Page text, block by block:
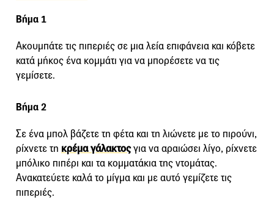
Βήμα 1
Ακουμπάτε τις πιπεριές σε μια λεία επιφάνεια και κόβετε
κατά μήκος ένα κομμάτι για να μπορέσετε να τις
γεμίσετε.
Βήμα 2
Σε ένα μπολ βάζετε τη φέτα και τη λιώνετε με το πιρούνι,
ρίχνετε τη κρέμα γάλακτοςγια να αραιώσει λίγο, ρίχνετε
μπόλικο πιπέρι και τα κομματάκια της ντομάτας.
Ανακατεύετε καλά το μίγμα και με αυτό γεμίζετε τις
πιπεριές.